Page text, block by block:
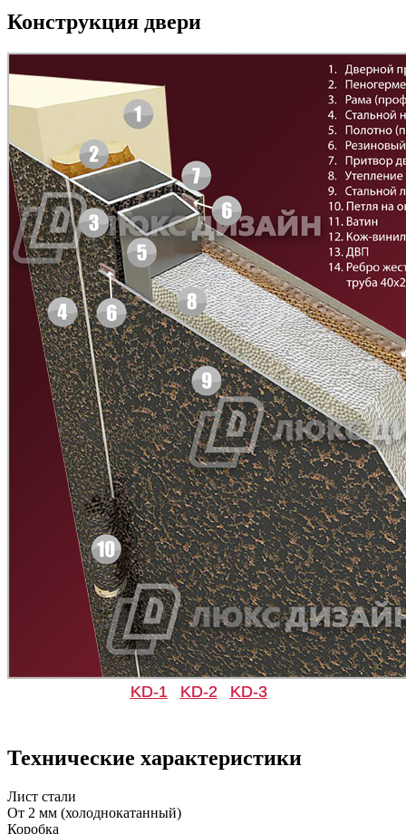
Рисунок 9 Рисунок 10
Рисунок 11 Рисунок 12
Рисунок 13 Рисунок 14
БУК БАВАРИЯ
Д-11 Н Д-11 С
Д-11 СС Д-15 60
C43
C45 C46
C47 C48
C49 C50
Конструкция двери
KD-1 KD-2 KD-3
Технические характеристики
Лист стали
От 2 мм (холоднокатанный)
Коробка